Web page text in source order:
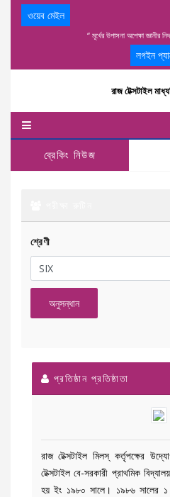
ওয়েব মেইল
“ মূর্খের উপাসনা অপেক্ষা জ্ঞানীর
লগইন
রাজ টেক্সটাইল
ব্রেকিং নিউজ
শ্রেণী
অনুসন্ধান
প্রতিষ্ঠান প্রতিষ্ঠাতা
রাজ টেক্সটাইল মিলস্ কর্তৃপক্ষের
টেক্সটাইল বে-সরকারী প্রাথমিক
হয় ইং ১৯৮০ সালে। ১৯৮৬ সালের ১